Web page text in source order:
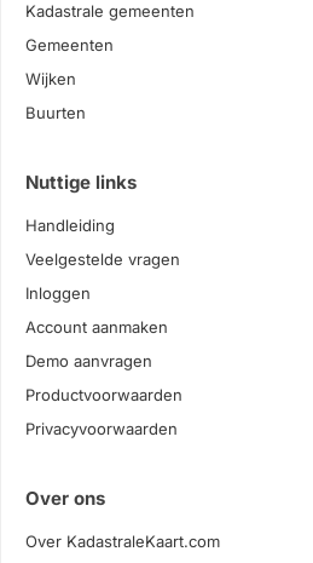
Kadastrale gemeenten
Gemeenten
Wijken
Buurten
Nuttige links
Handleiding
Veelgestelde vragen
Inloggen
Account aanmaken
Demo aanvragen
Productvoorwaarden
Privacyvoorwaarden
Over ons
Over KadastraleKaart.com